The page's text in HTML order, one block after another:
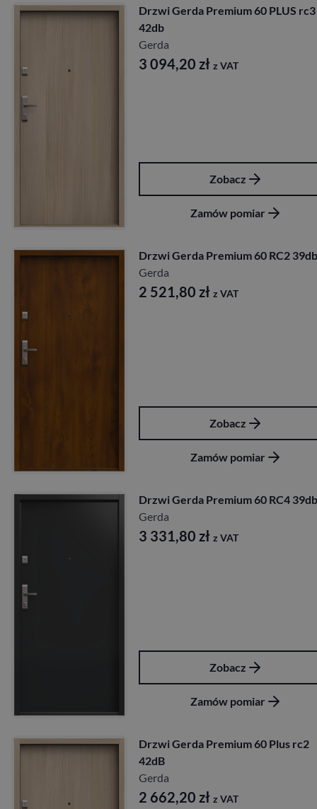
Drzwi Gerda Premium 60 PLUS rc3
42db
Gerda
3 094,20 zł z VAT
Zobacz
Zamów pomiar
Drzwi Gerda Premium 60 RC2 39db
Gerda
2 521,80 zł z VAT
Zobacz
Zamów pomiar
Drzwi Gerda Premium 60 RC4 39db
Gerda
3 331,80 zł z VAT
Zobacz
Zamów pomiar
Drzwi Gerda Premium 60 Plus rc2
42dB
Gerda
2 662,20 zł z VAT